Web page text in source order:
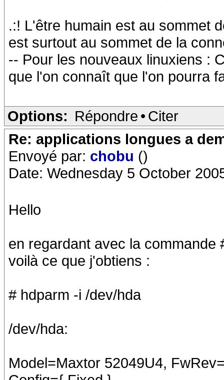
.:! L'être humain est au sommet
est surtout au sommet de la
-- Pour les nouveaux linuxiens :
que l'on connaît que l'on pourra
Options: Répondre • Citer
Re: applications longues a
Envoyé par: chobu ()
Date: Wednesday 5 October
Hello
en regardant avec la commande
voilà ce que j'obtiens :
# hdparm -i /dev/hda
/dev/hda:
Model=Maxtor 52049U4,